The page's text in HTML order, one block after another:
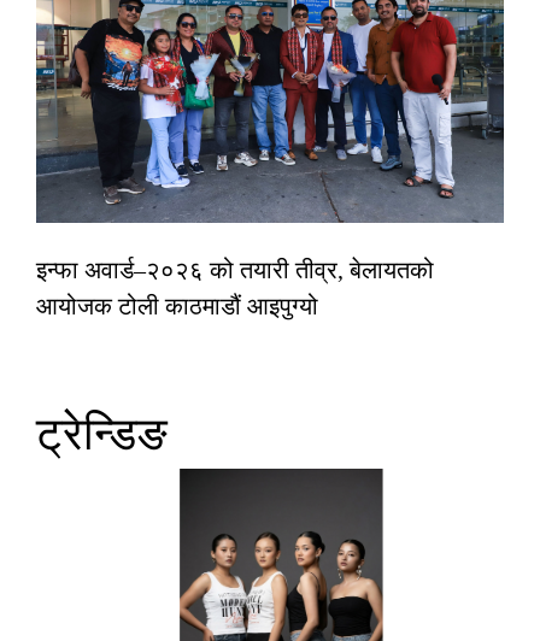
इन्फा अवार्ड–२०२६ को तयारी तीव्र, बेलायतको
आयोजक टोली काठमाडौं आइपुग्यो
ट्रेन्डिङ